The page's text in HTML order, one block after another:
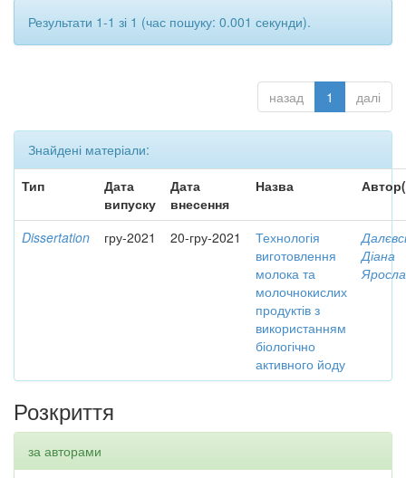
Результати 1-1 зі 1 (час пошуку: 0.001 секунди).
назад 1 далі
Знайдені матеріали:
Тип
Дата
випуску
Дата
внесення
Назва
Dissertation гру-2021 20-гру-2021
Технологія
виготовлення
молока та
молочнокислих
продуктів з
використанням
біологічно
активного йоду
Діана
Розкриття
за авторами